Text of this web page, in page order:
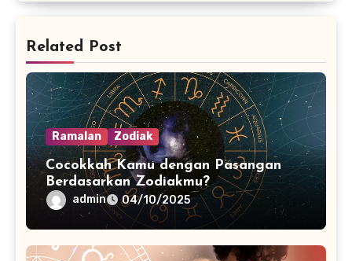
Related Post
Ramalan Zodiak
Cocokkah Kamu dengan Pasangan
Berdasarkan Zodiakmu?
admin 04/10/2025